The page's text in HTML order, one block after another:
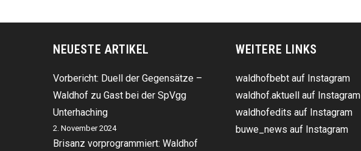
NEUESTE ARTIKEL
Vorbericht: Duell der Gegensätze –
Waldhof zu Gast bei der SpVgg
Unterhaching
2. November 2024
Brisanz vorprogrammiert: Waldhof
WEITERE LINKS
waldhofbebt auf Instagram
waldhof.aktuell auf Instagram
waldhofedits auf Instagram
buwe_news auf Instagram